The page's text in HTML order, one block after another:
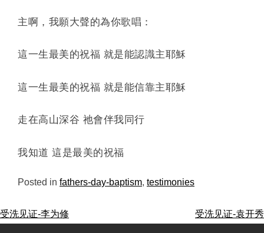
主啊，我願大聲的為你歌唱：
這一生最美的祝福 就是能認識主耶穌
這一生最美的祝福 就是能信靠主耶穌
走在高山深谷 祂會伴我同行
我知道 這是最美的祝福
Posted in fathers-day-baptism, testimonies
post
navigation
受洗见证-李为修 受洗见证-袁开秀